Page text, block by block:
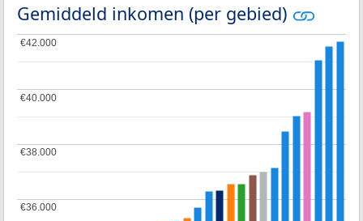
Gemiddeld inkomen (per gebied)
€36.000
€36.000
€38.000
€38.000
€40.000
€40.000
€42.000
€42.000